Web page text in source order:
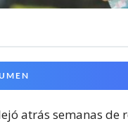
atrás semanas de